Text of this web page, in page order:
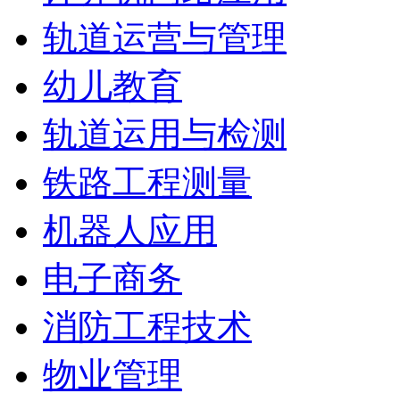
轨道运营与管理
幼儿教育
轨道运用与检测
铁路工程测量
机器人应用
电子商务
消防工程技术
物业管理